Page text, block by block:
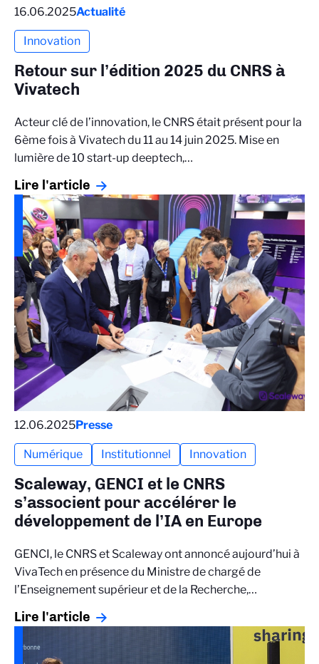
16.06.2025Actualité
Innovation
Retour sur l’édition 2025 du CNRS à
Vivatech
Acteur clé de l’innovation, le CNRS était présent pour la
6ème fois à Vivatech du 11 au 14 juin 2025. Mise en
lumière de 10 start-up deeptech,…
Lire l'article
12.06.2025Presse
Numérique Institutionnel Innovation
Scaleway, GENCI et le CNRS
s’associent pour accélérer le
développement de l’IA en Europe
GENCI, le CNRS et Scaleway ont annoncé aujourd’hui à
VivaTech en présence du Ministre de chargé de
l’Enseignement supérieur et de la Recherche,…
Lire l'article